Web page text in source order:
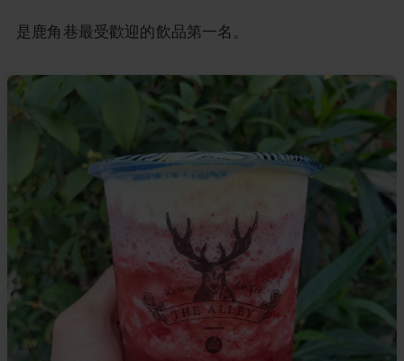
是鹿角巷最受歡迎的飲品第一名。